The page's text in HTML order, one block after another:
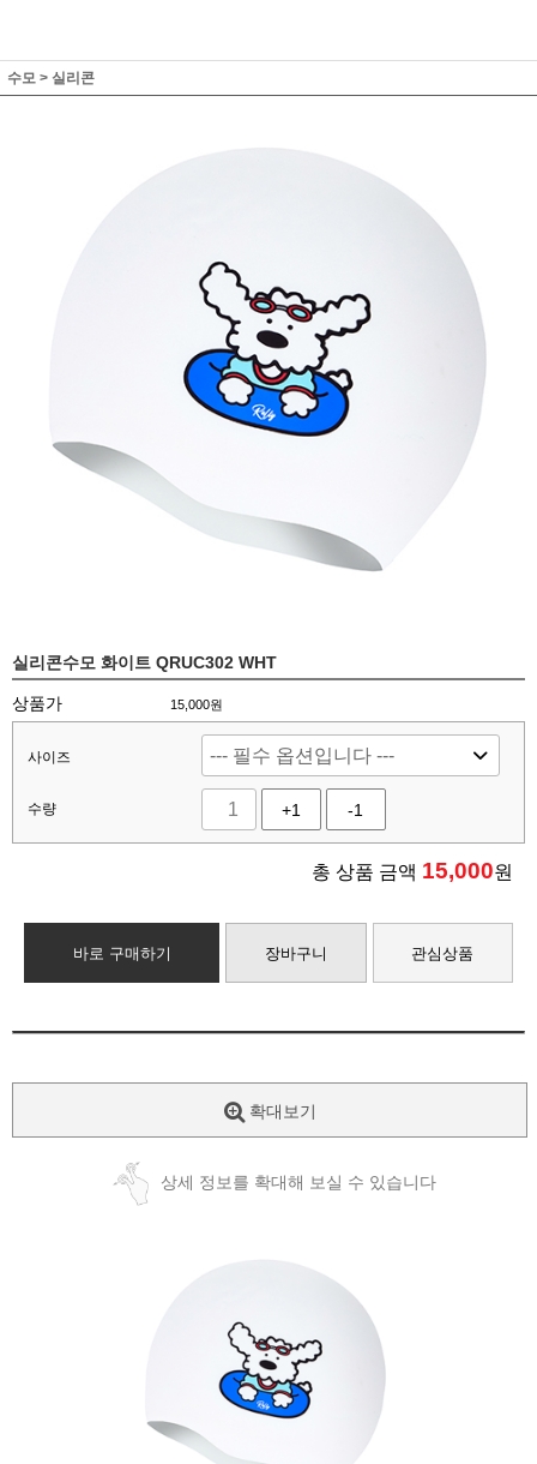
수모 > 실리콘
실리콘수모 화이트 QRUC302 WHT
상품가 15,000원
사이즈
수량 +1 -1
총 상품 금액 15,000원
바로 구매하기 장바구니 관심상품
확대보기
상세 정보를 확대해 보실 수 있습니다